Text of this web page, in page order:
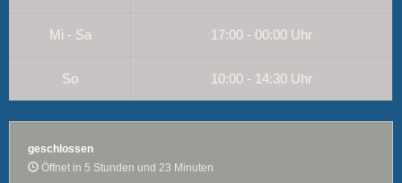
Mi - Sa 17:00 - 00:00 Uhr
So 10:00 - 14:30 Uhr
geschlossen
Öffnet in 5 Stunden und 23 Minuten